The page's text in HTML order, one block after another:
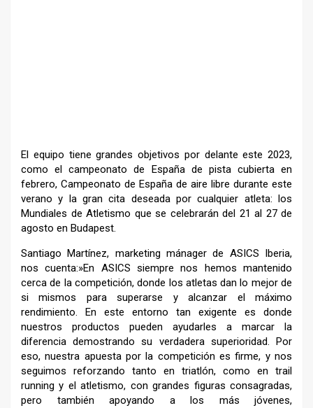
El equipo tiene grandes objetivos por delante este 2023,
como el campeonato de España de pista cubierta en
febrero, Campeonato de España de aire libre durante este
verano y la gran cita deseada por cualquier atleta: los
Mundiales de Atletismo que se celebrarán del 21 al 27 de
agosto en Budapest.
Santiago Martínez, marketing mánager de ASICS Iberia,
noscuenta:»En ASICS siempre nos hemos mantenido
cerca de la competición, donde los atletas dan lo mejor de
si mismos para superarse y alcanzar el máximo
rendimiento. En este entorno tan exigente es donde
nuestros productos pueden ayudarles a marcar la
diferencia demostrando su verdadera superioridad. Por
eso, nuestra apuesta por la competición esfirme, y nos
seguimos reforzando tanto en triatlón, como en trail
running y el atletismo, con grandes figuras consagradas,
pero también apoyando a los más jóvenes,